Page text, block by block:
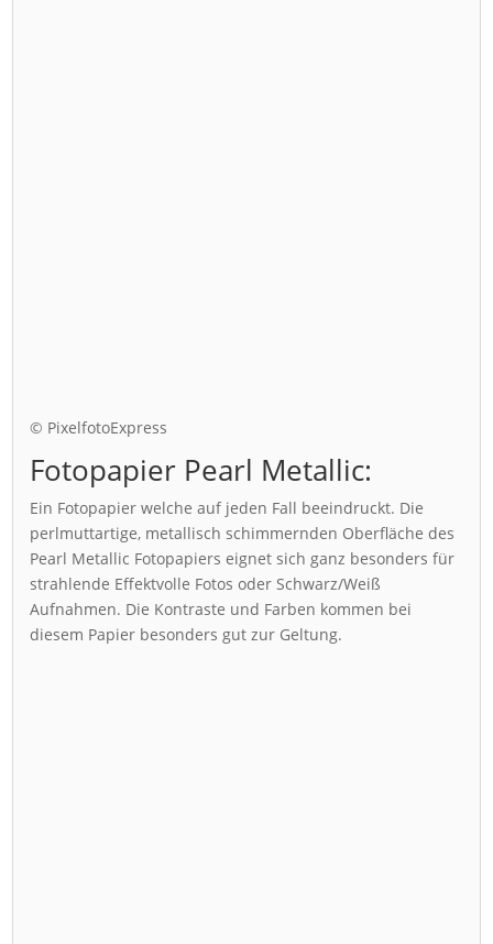
© PixelfotoExpress
Fotopapier Pearl Metallic:
Ein Fotopapier welche auf jeden Fall beeindruckt. Die
perlmuttartige, metallisch schimmernden Oberfläche des
Pearl Metallic Fotopapiers eignet sich ganz besonders für
strahlende Effektvolle Fotos oder Schwarz/Weiß
Aufnahmen. Die Kontraste und Farben kommen bei
diesem Papier besonders gut zur Geltung.